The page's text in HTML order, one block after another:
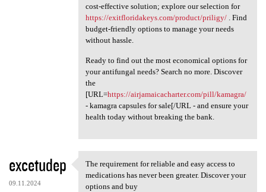
cost-effective solution; explore our selection for
https://exitfloridakeys.com/product/priligy/. Find
budget-friendly options to manage your needs
without hassle.
Ready to find out the most economical options for
your antifungal needs? Search no more. Discover
the
[URL=https://airjamaicacharter.com/pill/kamagra/
- kamagra capsules for sale[/URL - and ensure your
health today without breaking the bank.
excetudep
09.11.2024
The requirement for reliable
The requirement for reliable and easy access to
medications has never been greater. Discover your
options and buy